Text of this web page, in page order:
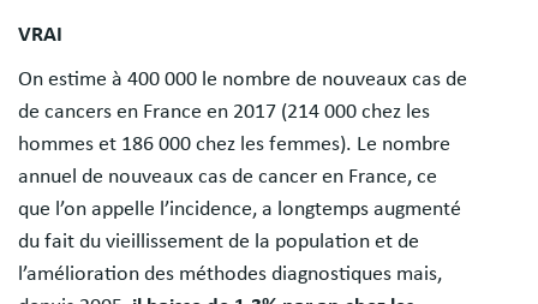
VRAI
On estime à 400 000 le nombre de nouveaux cas de
de cancers en France en 2017 (214 000 chez les
hommes et 186 000 chez les femmes). Le nombre
annuel de nouveaux cas de cancer en France, ce
que l’on appelle l’incidence, a longtemps augmenté
du fait du vieillissement de la population et de
l’amélioration des méthodes diagnostiques mais,